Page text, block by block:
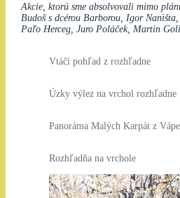
Akcie, ktorú sme absolvovali mimo
Budoš s dcérou Barborou, Igor
Paľo Herceg, Juro Poláček, Martin
Vtáčí pohľad z rozhľadne
Úzky výlez na vrchol rozhľadne
Panoráma Malých Karpát z
Rozhľadňa na vrchole